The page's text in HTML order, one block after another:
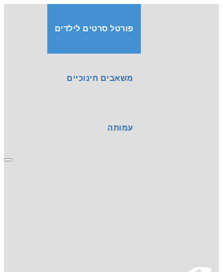
פורטל סרטים לילדים
משאבים חינוכיים
עמותה